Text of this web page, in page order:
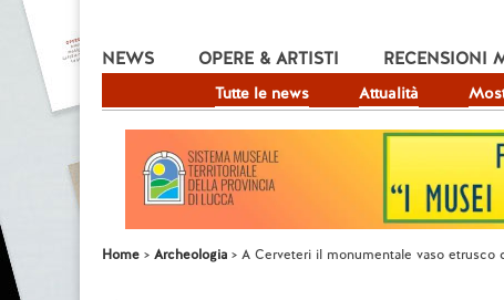
NEWS
Tutte le news Attualità
OPERE & ARTISTI RECENSIONI
Home Archeologia A Cerveteri il monumentale vaso